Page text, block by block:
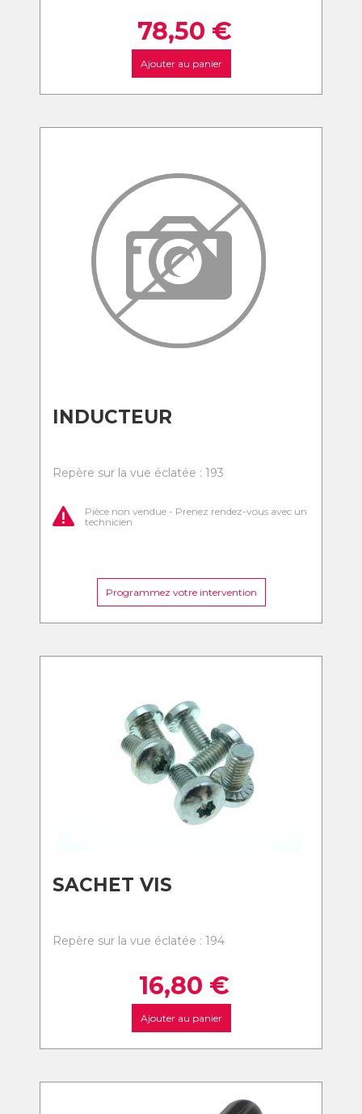
78,50 €
Ajouter au panier
INDUCTEUR
Repère sur la vue éclatée : 193
Pièce non vendue - Prenez rendez-vous avec un
technicien
Programmez votre intervention
SACHET VIS
Repère sur la vue éclatée : 194
16,80 €
Ajouter au panier